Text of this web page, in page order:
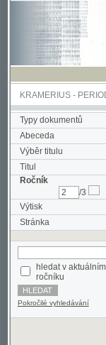
KRAMERIUS-
Typy dokumentů
Abeceda
Výběr titulu
Titul
Ročník
/3
Stránka
hledat v aktuálním
Pokročilé vyhledávání